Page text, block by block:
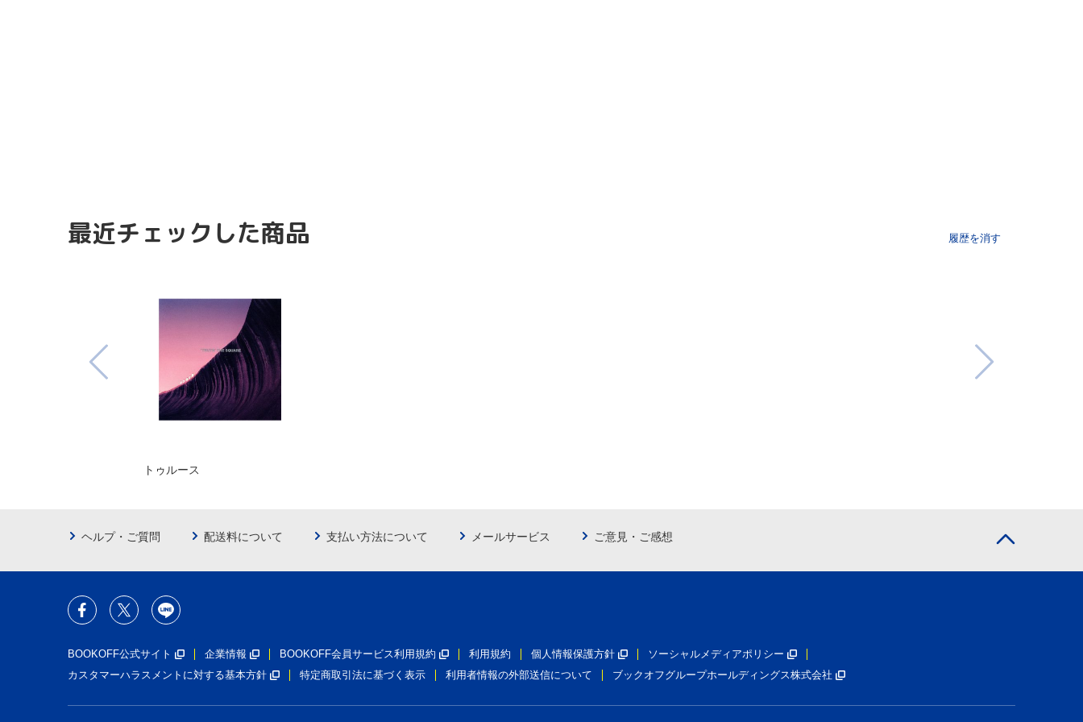
最近チェックした商品 履歴を消す
トゥルース
ヘルプ・ご質問 配送料について 支払い方法について メールサービス ご意見・ご感想
BOOKOFF公式サイト 企業情報 BOOKOFF会員サービス利用規約 利用規約 個人情報保護方針
ソーシャルメディアポリシー
カスタマーハラスメントに対する基本方針
特定商取引法に基づく表示 利用者情報の外部送信について ブックオフグループホールディングス株式会社